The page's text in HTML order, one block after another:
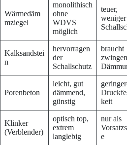
Wärmedäm
mziegel
monolithisch
ohne
WDVS
möglich
teuer,
weniger
Kalksandstei
n
hervorragen
der
Schallschutz
braucht
Porenbeton
leicht, gut
dämmend,
günstig
keit
Klinker
(Verblender)
optisch top,
extrem
langlebig
nur als
e